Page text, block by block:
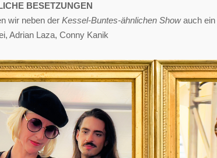
BESETZUNGEN
wir neben der Kessel-Buntes-ähnlichen Showauch ein
Adrian Laza, Conny Kanik